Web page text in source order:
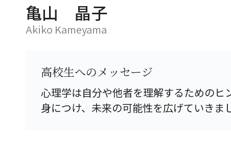
亀山 晶子
Akiko Kameyama
高校生へのメッセージ
心理学は自分や他者を理解するための
身につけ、未来の可能性を広げていきま